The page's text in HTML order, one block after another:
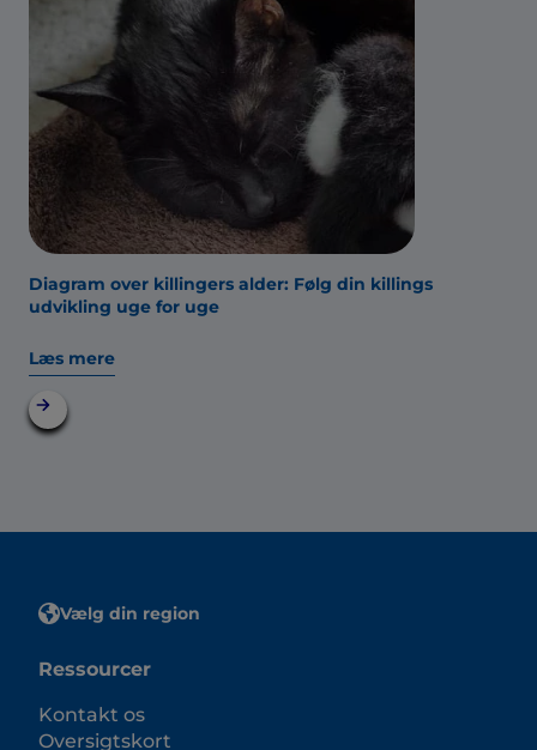
Diagram over killingers alder: Følg din killings
udvikling uge for uge
Læs mere
Vælg din region
Ressourcer
Kontakt os
Oversigtskort